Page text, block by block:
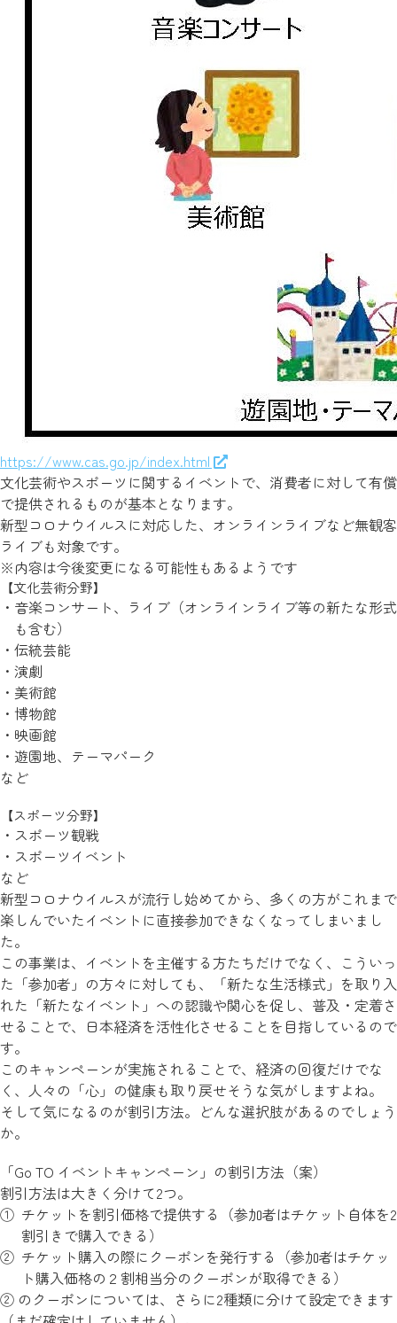
https://www.cas.go.jp/index.html
文化芸術やスポーツに関するイベントで、消費者に対して有償
で提供されるものが基本となります。
新型コロナウイルスに対応した、オンラインライブなど無観客
ライブも対象です。
※内容は今後変更になる可能性もあるようです
【文化芸術分野】
音楽コンサート、ライブ（オンラインライブ等の新たな形式
も含む）
伝統芸能
演劇
美術館
博物館
映画館
遊園地、テーマパーク
など
【スポーツ分野】
スポーツ観戦
スポーツイベント
など
新型コロナウイルスが流行し始めてから、多くの方がこれまで
楽しんでいたイベントに直接参加できなくなってしまいまし
た。
この事業は、イベントを主催する方たちだけでなく、こういっ
た「参加者」の方々に対しても、「新たな生活様式」を取り入
れた「新たなイベント」への認識や関心を促し、普及・定着さ
せることで、日本経済を活性化させることを目指しているので
す。
このキャンペーンが実施されることで、経済の回復だけでな
く、人々の「心」の健康も取り戻せそうな気がしますよね。
そして気になるのが割引方法。どんな選択肢があるのでしょう
か。
「Go TO イベントキャンペーン」の割引方法（案）
割引方法は大きく分けて2つ。
チケットを割引価格で提供する（参加者はチケット自体を2
割引きで購入できる）
チケット購入の際にクーポンを発行する（参加者はチケッ
ト購入価格の２割相当分のクーポンが取得できる）
② のクーポンについては、さらに2種類に分けて設定できます